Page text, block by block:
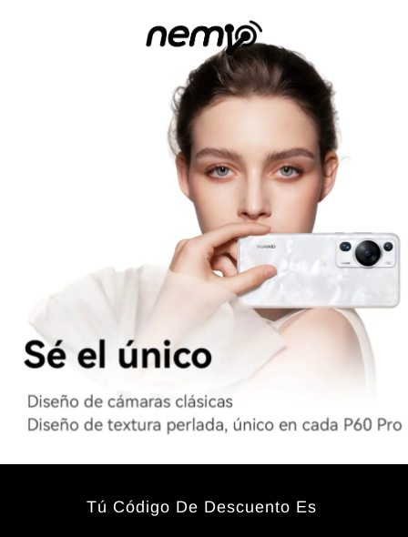
Tú Código De Descuento Es